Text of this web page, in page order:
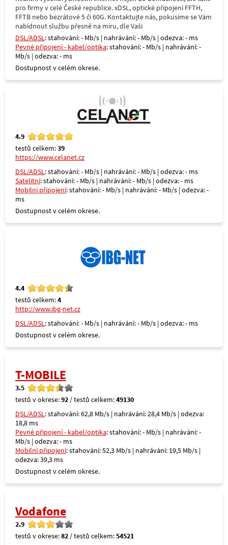
pro firmy v celé České republice. xDSL, optické připojení FFTH,
FFTB nebo bezrátové 5 či 60G. Kontaktujte nás, pokusíme se Vám
nabídnout službu přesně na míru, dle Vaši
DSL/ADSL: stahování: - Mb/s | nahrávání: - Mb/s | odezva: - ms
Pevné připojení - kabel/optika: stahování: - Mb/s | nahrávání: -
Mb/s | odezva: - ms
Dostupnost v celém okrese.
4.9
testů celkem:39
https://www.celanet.cz
DSL/ADSL: stahování: - Mb/s | nahrávání: - Mb/s | odezva: - ms
Satelitní: stahování: - Mb/s | nahrávání: - Mb/s | odezva: - ms
Mobilní připojení: stahování: - Mb/s | nahrávání: - Mb/s | odezva: -
ms
Dostupnost v celém okrese.
4.4
testů celkem:4
http://www.ibg-net.cz
DSL/ADSL: stahování: - Mb/s | nahrávání: - Mb/s | odezva: - ms
Dostupnost v celém okrese.
T-MOBILE
3.5
testů v okrese:92 / testů celkem:49130
DSL/ADSL: stahování: 62,8 Mb/s | nahrávání: 28,4 Mb/s | odezva:
18,8 ms
Pevné připojení - kabel/optika: stahování: - Mb/s | nahrávání: -
Mb/s | odezva: - ms
Mobilní připojení: stahování: 52,3 Mb/s | nahrávání: 19,5 Mb/s |
odezva: 39,3 ms
Dostupnost v celém okrese.
Vodafone
2.9
testů v okrese:82 / testů celkem:54521